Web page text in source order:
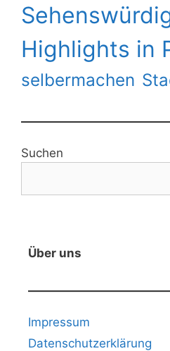
Highlights in
selbermachen
Suchen
Über uns
Impressum
Datenschutzerklärung